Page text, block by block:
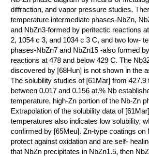
ХИМИЯ НА
ПРОИЗВОДСТВЕ
И ХИМИЧЕСКАЯ
ТЕХНОЛОГИЯ
КОНТАКТЫ
diffraction, and vapor pressure studies.
temperature intermediate phases-NbZn,
and NbZn3-formed by peritectic reactions
2, 1054 с 3, and 1034 с 3 C, and two low-
phases-NbZn7 and NbZn15 -also formed
reactions at 478 and below 429 C. The
discovered by [68Hun] is not shown in the
The solubility studies of [61Mar] from 427.9
between 0.017 and 0.156 at.% Nb
temperature, high-Zn portion of the Nb-Zn
Extrapolation of the solubility data of
temperatures also indicates low solubility,
confirmed by [65Meu]. Zn-type coatings on
protect against oxidation and are self-
that NbZn precipitates in NbZn1.5, then